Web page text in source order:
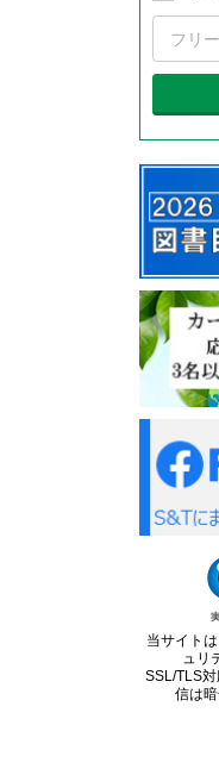
当サイト
ュリ
SSL/TLS
信は